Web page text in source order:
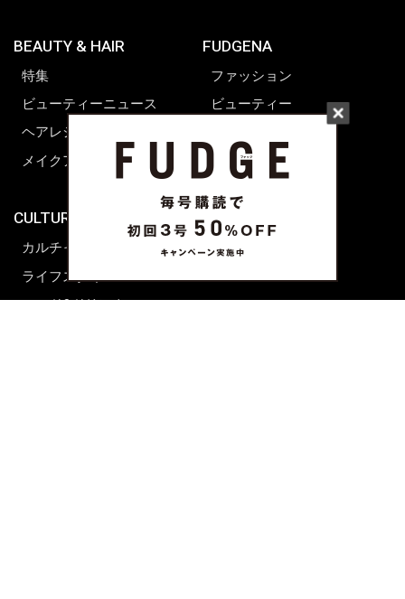
BEAUTY & HAIR
特集
ビューティーニュース
ヘアレシピ ストーリーズ
メイクアップティップス
CULTURE & LIFE
カルチャー
ライフスタイル
フード&ドリンク
FUDGENA
ファッション
ビューティー
ライフスタイル